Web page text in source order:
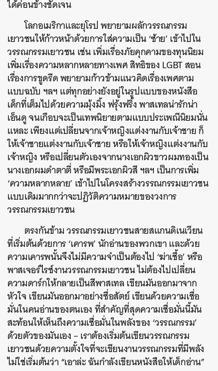
ได้ค่อนข้างชัดเจน
โลกอเมริกาและยุโรป พยายามผลักวรรณกรรม
เยาวชนให้ก้าวหน้าด้วยการใส่ความเป็น ‘ซ้าย’ เข้าไปใน
วรรณกรรมเยาวชน เช่น เพิ่มเรื่องภัยคุกคามของทุนนิยม
เพิ่มเรื่องความหลากหลายทางเพศ สิทธิของ LGBT สอน
เรื่องการขูดรีด พยายามก้าวข้ามแนวคิดเรื่องเพศตาม
แบบฉบับ ฯลฯ แต่ทุกอย่างยังอยู่ในรูปแบบของหนังสือ
เด็กที่เต็มไปด้วยความมุ้งมิ้ง ฟรุ้งฟริ้ง พาสเทลน่ารักน่า
เอ็นดู จนเกือบจะเป็นเทพนิยายตามแบบประเพณีนิยมนั่น
แหละ เพียงแต่เปลี่ยนจากเจ้าหญิงแต่งงานกับเจ้าชาย ก็
ให้เจ้าชายแต่งงานกับเจ้าชาย หรือให้เจ้าหญิงแต่งงานกับ
เจ้าหญิง หรือเปลี่ยนตัวเองจากนางเอกผิวขาวผมทองเป็น
นางเอกผมดำตาตี่ หรือมีพระเอกผิวสี ฯลฯ เป็นการเพิ่ม
‘ความหลากหลาย’ เข้าไปในโครงสร้างวรรณกรรมเยาวชน
แบบเดิมมากกว่าจะปฏิวัติความหมายของวงการ
วรรณกรรมเยาวชน
ตรงกันข้าม วรรณกรรมเยาวชนสายสแกนดิเนเวียน
ที่เริ่มต้นด้วยการ ‘เคารพ’ นักอ่านของพวกเขา และด้วย
ความเคารพนั้นจึงไม่มีความจำเป็นต้องไป ‘ฆ่าเชื้อ’ หรือ
พาสเจอร์ไรซ์งานวรรณกรรมเยาวชน ไม่ต้องไปเปลี่ยน
ความดาร์กให้กลายเป็นสีพาสเทล เขียนมันออกมาจาก
หัวใจ เขียนมันออกมาอย่างซื่อสัตย์ เขียนด้วยความเชื่อ
มั่นในคนอ่านของตนเอง ที่สำคัญที่สุดความเชื่อมั่นนี้มัน
สะท้อนให้เห็นถึงความเชื่อมั่นในพลังของ ‘วรรณกรรม’
ด้วยตัวของมันเอง – เราต้องเริ่มต้นเขียนวรรณกรรม
เยาวชนด้วยความตั้งใจที่จะเขียนงานวรรณกรรมที่มีพลัง
ไม่ใช่เริ่มต้นว่า “เอาล่ะ ฉันกำลังเขียนหนังสือให้เด็กอ่าน”